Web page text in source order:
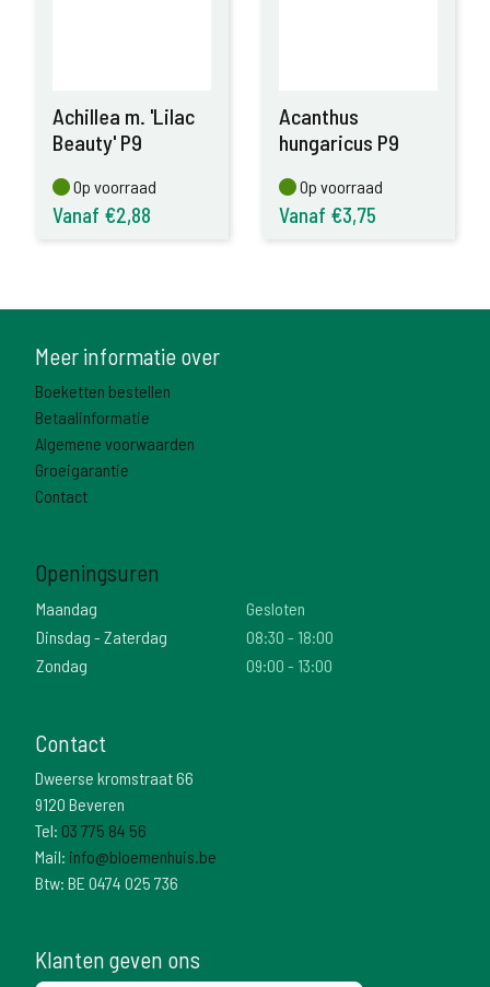
Achillea m. 'Lilac
Beauty' P9
Op voorraad
Op voorraad
Vanaf €2,88
Acanthus
hungaricus P9
Op voorraad
Op voorraad
Vanaf €3,75
Meer informatie over
Boeketten bestellen
Betaalinformatie
Algemene voorwaarden
Groeigarantie
Contact
Openingsuren
Maandag
Gesloten
Dinsdag - Zaterdag
08:30 - 18:00
Zondag
09:00 - 13:00
Contact
Dweerse kromstraat 66
9120 Beveren
Tel: 03 775 84 56
Mail: info@bloemenhuis.be
Btw: BE 0474 025 736
Klanten geven ons